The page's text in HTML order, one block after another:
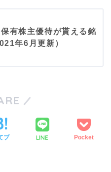
有株主優待が貰える銘
年6月更新）
ブ LINE Pocket